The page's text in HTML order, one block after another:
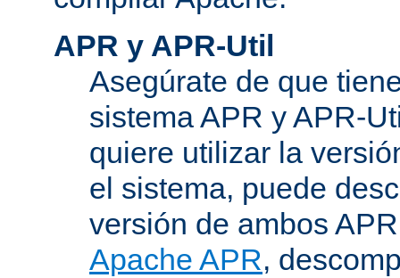
APR y APR-Util
Asegúrate de que
sistema APR y APR-
quiere utilizar la
el sistema, puede
versión de ambos
Apache APR,